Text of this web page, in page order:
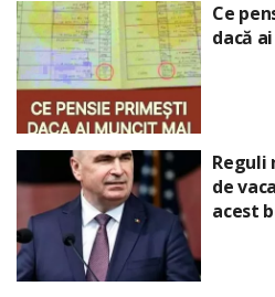
Ce
dacă
Reguli
de
acest